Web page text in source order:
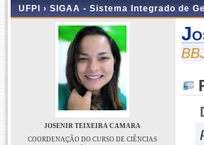
UFPI › SIGAA - Sistema Integrado de
JOSENIR TEIXEIRA CAMARA
COORDENAÇÃO DO CURSO DE CIÊNCIAS